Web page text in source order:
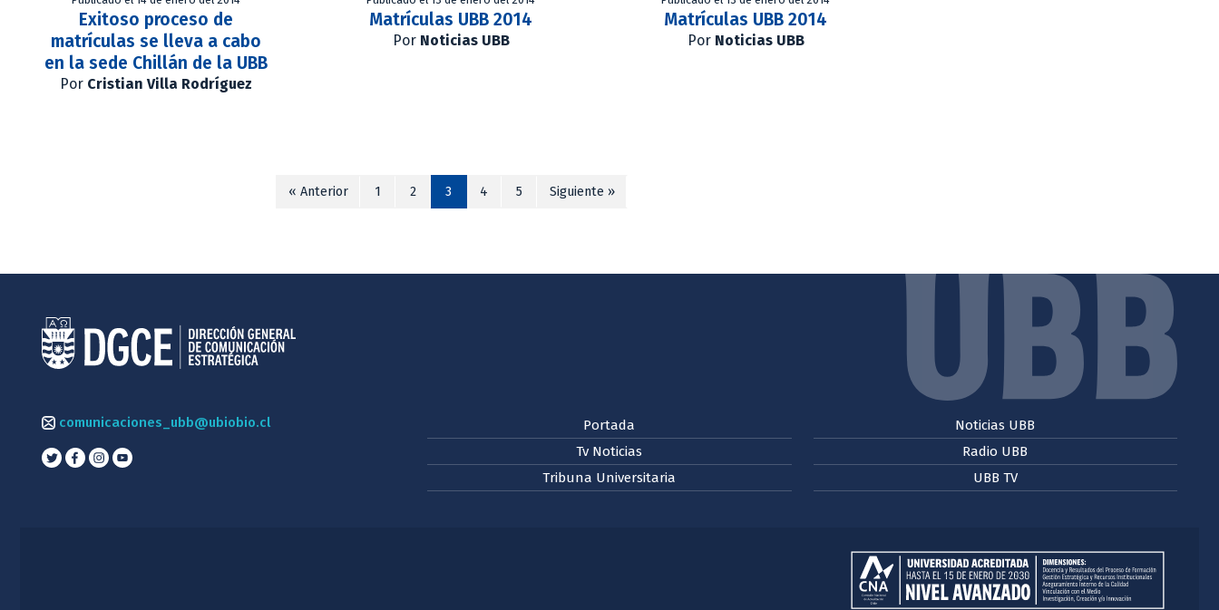
Exitoso proceso de
matrículas se lleva a cabo
en la sede Chillán de la UBB
Por Cristian Villa Rodríguez
Matrículas UBB 2014
Por Noticias UBB
Matrículas UBB 2014
Por Noticias UBB
« Anterior 1 2 3 4 5 Siguiente »
comunicaciones_ubb@ubiobio.cl
Portada
Tv Noticias
Tribuna Universitaria
Noticias UBB
Radio UBB
UBB TV